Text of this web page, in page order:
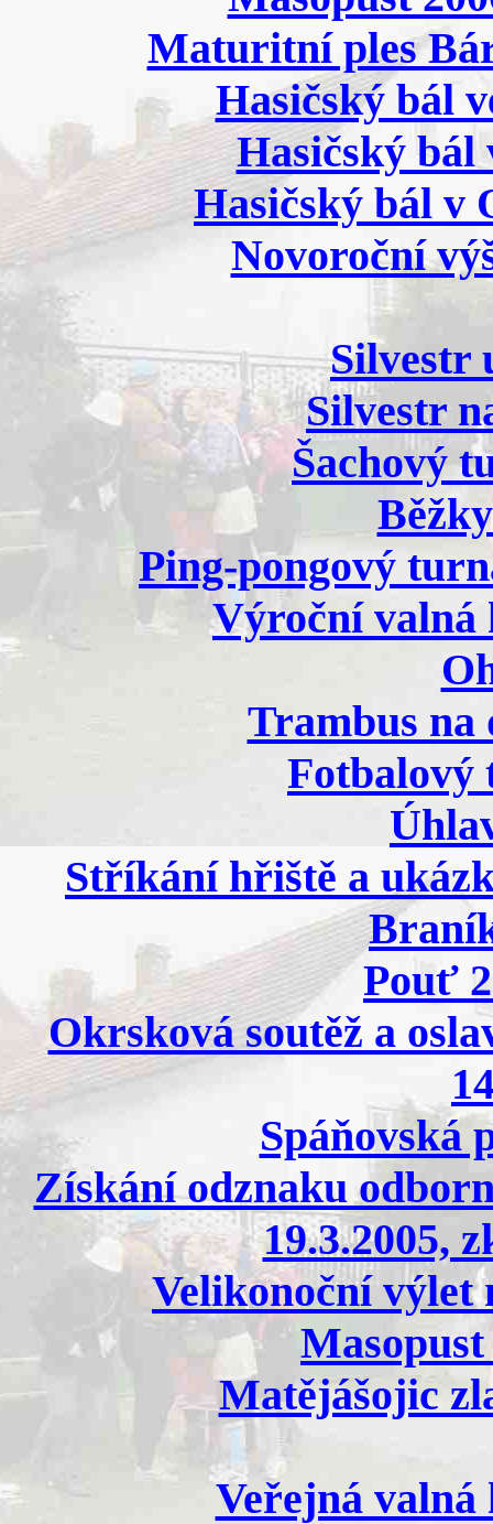
Maturitní ples
Hasičský bál
Hasičský bál
Hasičský bál v
Novoroční
Silvestr
Silvestr
Šachový
Ping-pongový
Výroční valná
Trambus na
Fotbalový
Stříkání hřiště a
Pouť
Okrsková soutěž a
Spáňovská
Získání odznaku
19.3.2005,
Velikonoční výlet
Masopust
Matějášojic
Veřejná valná